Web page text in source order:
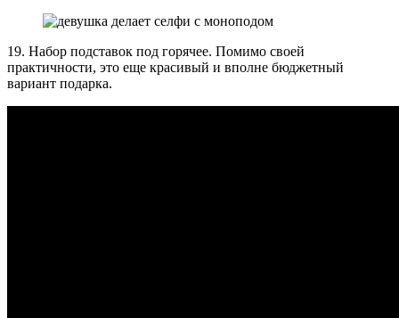
19. Набор подставок под горячее. Помимо своей
практичности, это еще красивый и вполне бюджетный
вариант подарка.